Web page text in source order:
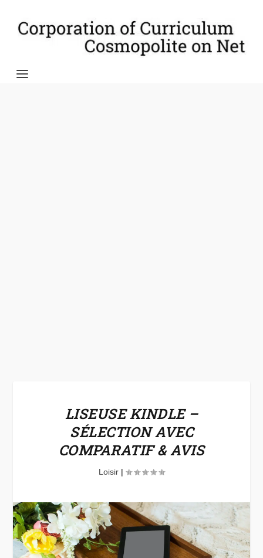
LISEUSE KINDLE –
SÉLECTION AVEC
COMPARATIF & AVIS
Loisir |